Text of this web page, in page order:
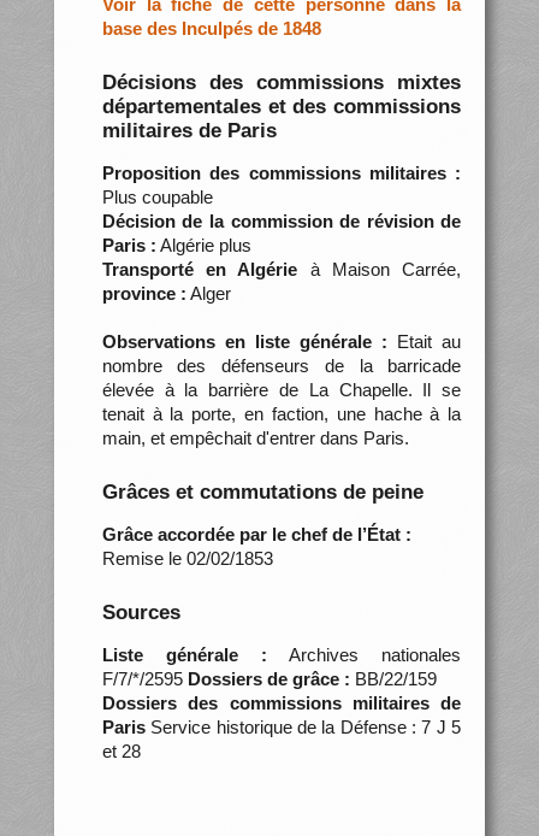
base des Inculpés de 1848
Décisions des commissions mixtes
départementales et des commissions
militaires de Paris
Proposition des commissions militaires :
Plus coupable
Décision de la commission de révision de
Paris : Algérie plus
Transporté en Algérie à Maison Carrée,
province : Alger
Observations en liste générale : Etait au
nombre des défenseurs de la barricade
élevée à la barrière de La Chapelle. Il se
tenait à la porte, en faction, une hache à la
main, et empêchait d'entrer dans Paris.
Grâces et commutations de peine
Grâce accordée par le chef de l’État :
Remise le 02/02/1853
Sources
Liste générale : Archives nationales
F/7/*/2595 Dossiers de grâce : BB/22/159
Dossiers des commissions militaires de
ParisService historique de la Défense : 7 J 5
et 28